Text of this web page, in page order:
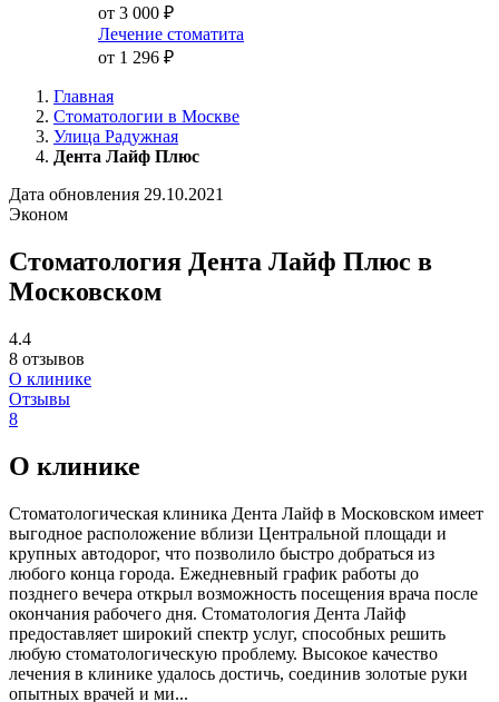
от 3 000 ₽
Лечение стоматита
от 1 296 ₽
Главная
Стоматологии в Москве
Улица Радужная
Дента Лайф Плюс
Дата обновления 29.10.2021
Эконом
Стоматология Дента Лайф Плюс в
Московском
4.4
8 отзывов
О клинике
Отзывы
8
О клинике
Стоматологическая клиника Дента Лайф в Московском имеет
выгодное расположение вблизи Центральной площади и
крупных автодорог, что позволило быстро добраться из
любого конца города. Ежедневный график работы до
позднего вечера открыл возможность посещения врача после
окончания рабочего дня. Стоматология Дента Лайф
предоставляет широкий спектр услуг, способных решить
любую стоматологическую проблему. Высокое качество
лечения в клинике удалось достичь, соединив золотые руки
опытных врачей и ми...